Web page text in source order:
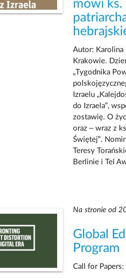
mówi ks.
Autor:
Krakowie.
„Tygodnika
Izraelu
do Izraela”,
zostawię. O
oraz – wraz z
Świętej”.
Teresy
Berlinie i Tel
Na stronie od
Global
Program
Call for